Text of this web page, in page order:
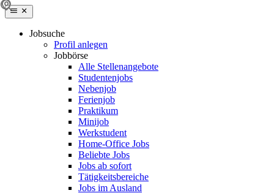
Jobsuche
Profil anlegen
Jobbörse
Alle Stellenangebote
Studentenjobs
Nebenjob
Ferienjob
Praktikum
Minijob
Werkstudent
Home-Office Jobs
Beliebte Jobs
Jobs ab sofort
Tätigkeitsbereiche
Jobs im Ausland